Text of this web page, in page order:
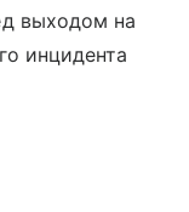
выходом на
инцидента